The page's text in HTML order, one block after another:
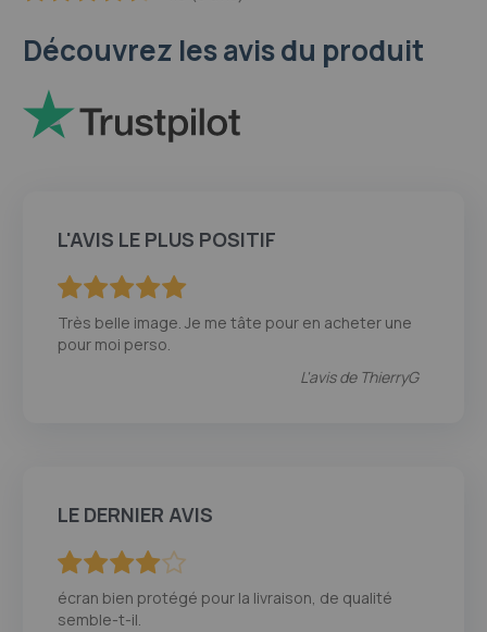
Découvrez les avis du produit
L'AVIS LE PLUS POSITIF
Très belle image. Je me tâte pour en acheter une
pour moi perso.
L'avis de ThierryG
LE DERNIER AVIS
écran bien protégé pour la livraison, de qualité
semble-t-il.